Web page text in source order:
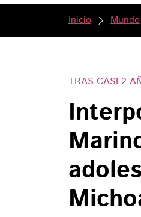
Inicio Mundo
TRAS CASI 2